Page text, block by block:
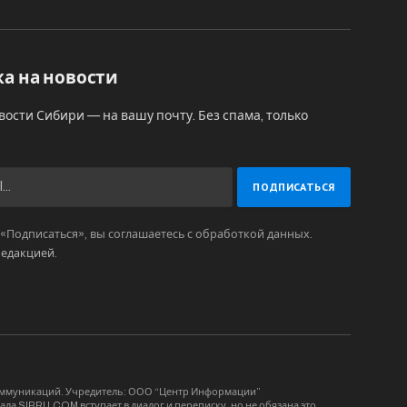
на новости
Сибири — на вашу почту. Без спама, только
вы соглашаетесь с обработкой данных.
Учредитель: ООО “Центр Информации”